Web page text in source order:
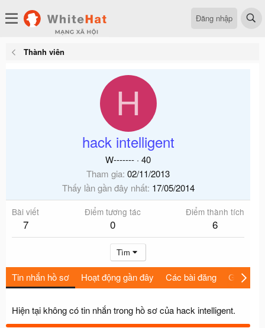
Đăng nhập
Thành viên
H
hack intelligent
W------- · 40
Tham gia 02/11/2013
Thấy lần gần đây nhất 17/05/2014
Bài viết
7
Điểm tương tác
0
Điểm thành tích
6
Tìm
Tin nhắn hồ sơ Hoạt động gần đây Các bài đăng Giới thiệu
Hiện tại không có tin nhắn trong hồ sơ của hack intelligent.